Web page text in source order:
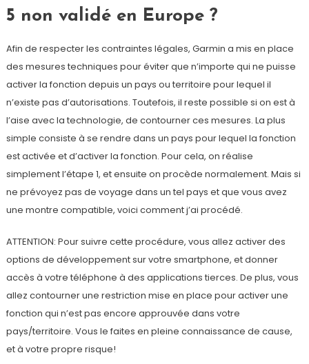
5 non validé en Europe ?
Afin de respecter les contraintes légales, Garmin a mis en place
des mesures techniques pour éviter que n’importe qui ne puisse
activer la fonction depuis un pays ou territoire pour lequel il
n’existe pas d’autorisations. Toutefois, il reste possible si on est à
l’aise avec la technologie, de contourner ces mesures. La plus
simple consiste à se rendre dans un pays pour lequel la fonction
est activée et d’activer la fonction. Pour cela, on réalise
simplement l’étape 1, et ensuite on procède normalement. Mais si
ne prévoyez pas de voyage dans un tel pays et que vous avez
une montre compatible, voici comment j’ai procédé.
ATTENTION: Pour suivre cette procédure, vous allez activer des
options de développement sur votre smartphone, et donner
accès à votre téléphone à des applications tierces. De plus, vous
allez contourner une restriction mise en place pour activer une
fonction qui n’est pas encore approuvée dans votre
pays/territoire. Vous le faites en pleine connaissance de cause,
et à votre propre risque!